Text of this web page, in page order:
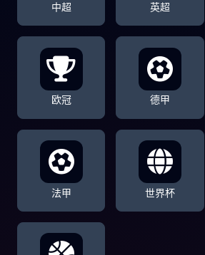
中超 英超
欧冠 德甲
法甲 世界杯